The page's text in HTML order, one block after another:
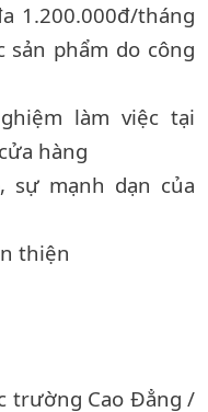
1.200.000đ/tháng
sản phẩm do công
làm việc tại
hàng
sự mạnh dạn của
thiện
trường Cao Đẳng /